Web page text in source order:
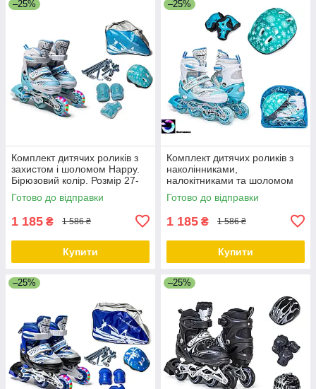
–25%
Комплект дитячих роликів з
захистом і шоломом Happy.
Бірюзовий колір. Розмір 27-
30
Готово до відправки
1 185 ₴ 1 586 ₴
Купити
–25%
Комплект дитячих роликів з
наколінниками,
налокітниками та шоломом
Happy. Бірюзовий колір.
Розмір 29-33
Готово до відправки
1 185 ₴ 1 586 ₴
Купити
–25% –25%